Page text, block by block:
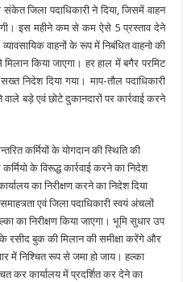
संकेत जिला पदाधिकारी ने दिया, जिसमें वाहन
इस महीने कम से कम ऐसे 5 प्रस्ताव देने
वाहनों के रूप में निबंधित वाहनो की
किया जाएगा। हर हाल में बगैर परमिट
निदेश दिया गया। माप-तौल पदाधिकारी
बड़े एवं छोटे दुकानदारों पर कार्रवाई करने
कर्मियों के योगदान की स्थिति की
के विरूद्ध कार्रवाई करने का निदेश
का निरीक्षण करने का निदेश दिया
एवं जिला पदाधिकारी स्वयं अंचलों
का निरीक्षण किया जाएगा। भूमि सुधार उप
के रसीद बुक की मिलान की समीक्षा करेंगे और
में निश्चित रूप से जमा हो जाय। हल्का
कर कार्यालय में प्रदर्शित कर देने का